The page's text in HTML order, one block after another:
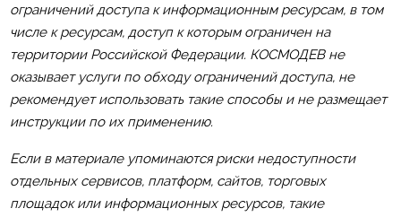
ограничений доступа к информационным ресурсам, в том
числе к ресурсам, доступ к которым ограничен на
территории Российской Федерации. КОСМОДЕВ не
оказывает услуги по обходу ограничений доступа, не
рекомендует использовать такие способы и не размещает
инструкции по их применению.
Если в материале упоминаются риски недоступности
отдельных сервисов, платформ, сайтов, торговых
площадок или информационных ресурсов, такие